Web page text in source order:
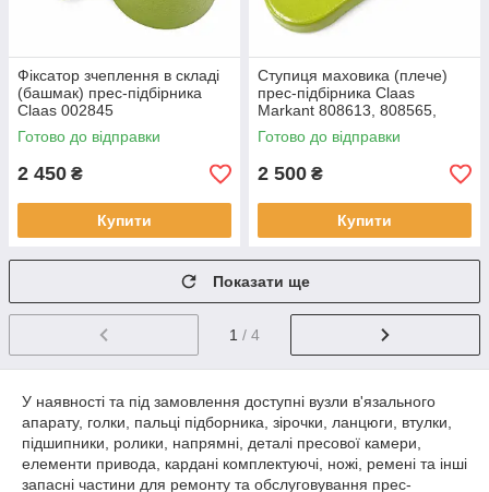
Фіксатор зчеплення в складі
(башмак) прес-підбірника
Claas 002845
Готово до відправки
2 450 ₴
Купити
Ступиця маховика (плече)
прес-підбірника Claas
Markant 808613, 808565,
808584.1
Готово до відправки
2 500 ₴
Купити
Показати ще
1 / 4
У наявності та під замовлення доступні вузли в'язального
апарату, голки, пальці підборника, зірочки, ланцюги, втулки,
підшипники, ролики, напрямні, деталі пресової камери,
елементи привода, кардані комплектуючі, ножі, ремені та інші
запасні частини для ремонту та обслуговування прес-